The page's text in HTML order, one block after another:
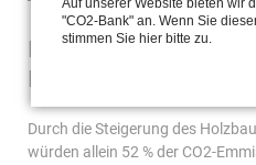
NRW soll Holzbauland
Deutschland werden
Durch die Steigerung des
würden allein 52 % der CO2-
Auf unserer Website bieten wir
"CO2-Bank" an. Wenn Sie
stimmen Sie hier bitte zu.